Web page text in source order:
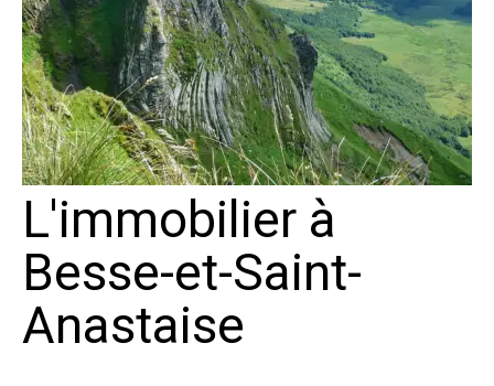
L'immobilier à
Besse-et-Saint-
Anastaise